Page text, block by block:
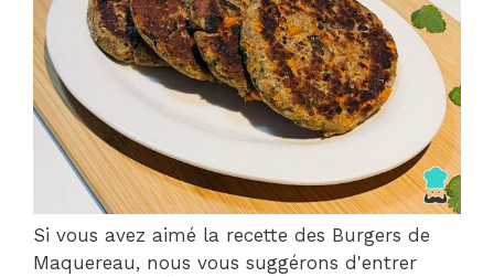
Si vous avez aimé la recette des Burgers de
Maquereau, nous vous suggérons d'entrer